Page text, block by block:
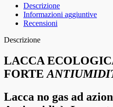
Descrizione
Informazioni aggiuntive
Recensioni
Descrizione
LACCA
FORTE
Lacca no gas ad